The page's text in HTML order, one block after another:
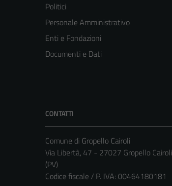
Politici
Personale Amministrativo
Enti e Fondazioni
Documenti e Dati
CONTATTI
Comune di Gropello Cairoli
Via Libertà, 47 - 27027 Gropello Cairoli
(PV)
Codice fiscale / P. IVA: 00464180181